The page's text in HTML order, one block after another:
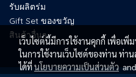
รับผลิตร่ม
Gift Set ของขวัญ
สินค้าอื่นๆ
เว็บไซต์นี้มีการใช้งานคุกกี้ เพื่อเ
ในการใช้งานเว็บไซต์ของท่าน ท่า
ได้ที่นโยบายความเป็นส่วนตัว and